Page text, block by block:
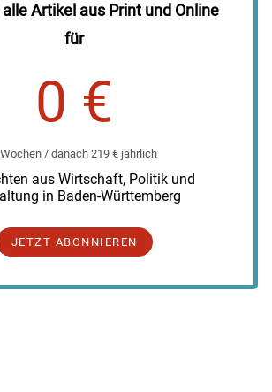
Artikel aus Print und Online
für
0 €
/ danach 219 € jährlich
aus Wirtschaft, Politik und
in Baden-Württemberg
JETZT ABONNIEREN